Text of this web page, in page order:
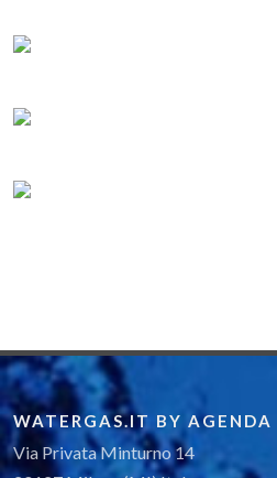
WATERGAS.IT BY AGENDA
Via Privata Minturno 14